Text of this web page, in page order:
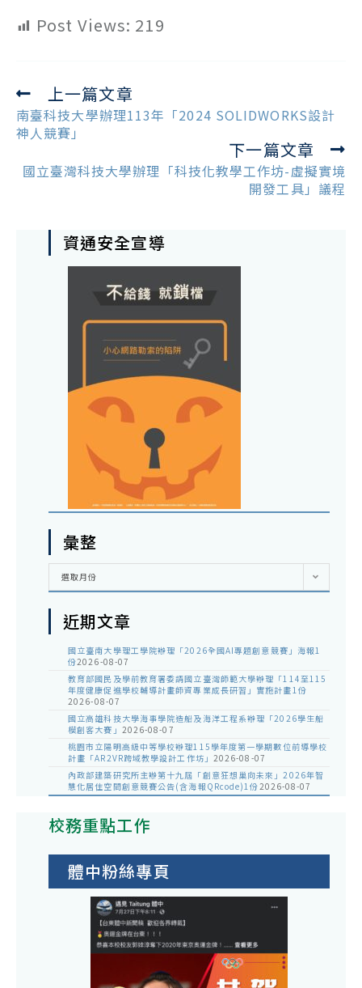
Post Views: 219
Read
more
articles
上一篇文章
南臺科技大學辦理113年「2024 SOLIDWORKS設計
神人競賽」
下一篇文章
國立臺灣科技大學辦理「科技化教學工作坊-虛擬實境
開發工具」議程
資通安全宣導
彙整
彙
選取月份
近期文章
國立臺南大學理工學院辦理「2026全國AI專題創意競賽」海報1
份2026-08-07
教育部國民及學前教育署委請國立臺灣師範大學辦理「114至115
年度健康促進學校輔導計畫師資專業成長研習」實施計畫1份
2026-08-07
國立高雄科技大學海事學院造船及海洋工程系辦理「2026學生船
模創客大賽」 2026-08-07
桃園市立陽明高級中等學校辦理115學年度第一學期數位前導學校
計畫「AR2VR跨域教學設計工作坊」 2026-08-07
內政部建築研究所主辦第十九屆「創意狂想巢向未來」2026年智
慧化居住空間創意競賽公告(含海報QRcode)1份2026-08-07
校務重點工作
體中粉絲專頁